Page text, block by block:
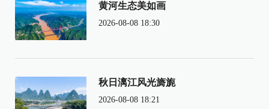
黄河生态美如画
2026-08-08 18:30
秋日漓江风光旖旎
2026-08-08 18:21